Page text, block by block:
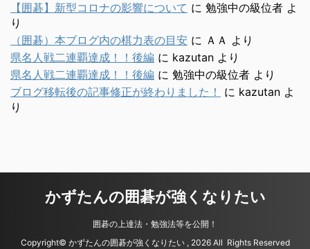
【囲碁】新型コロナの影響について に 勉強中の級位者 よ
り
（囲碁）本ブログ内の棋力表の目安 に ＡＡ より
県名人戦二連覇達成！！後編 に kazutan より
県名人戦二連覇達成！！後編 に 勉強中の級位者 より
ブログ移転後の記事修正が終わりました！
に kazutan よ
り
かずたんの囲碁が強くなりたい
囲碁の上達法・勉強法等を公開！
Copyright© かずたんの囲碁が強くなりたい , 2026 All Rights Reserved